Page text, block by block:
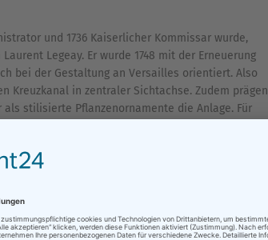
und 1736 Kaiserlicher Kommissar wurde,
Legeay. Er wurde 1748 mit der Erneuerung
bei der Gestaltung an Versailles orientiert. Also
Kreuzkanal in zentraler Sichtachse. Zudem prägen
stilisierte Pflanzenornamente die Anlage. Für
Skulpturen des Dresdener Bildhauers Baltasar
Joseph Lenné im Auftrag von Großherzog Paul
Schlossgartens. In seinen Plänen sollte
umfasste die gravierende Erweiterung viele
Nutzgärten mit Warm- und Kalthäusern, die
Auf der Seeseite des Burggartens
Sees reichende Grotte. Auf der